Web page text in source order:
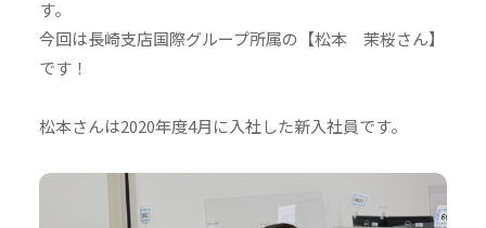
す。
今回は長崎支店国際グループ所属の【松本 茉桜さん】
です！
松本さんは2020年度4月に入社した新入社員です。